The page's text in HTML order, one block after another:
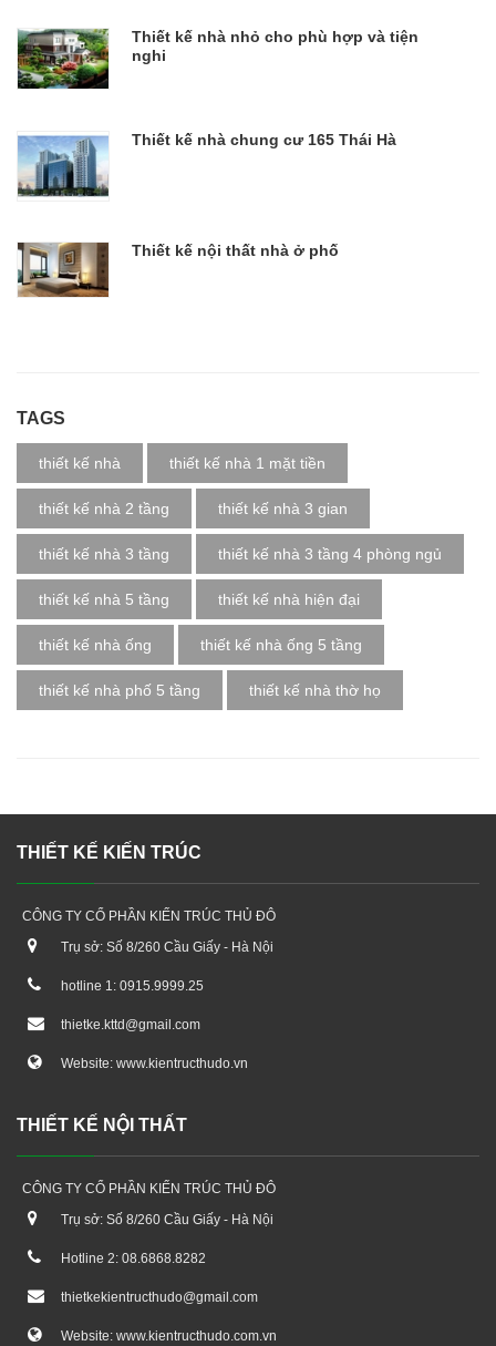
Thiết kế nhà nhỏ cho phù hợp và tiện
nghi
Thiết kế nhà chung cư 165 Thái Hà
Thiết kế nội thất nhà ở phố
TAGS
thiết kế nhà thiết kế nhà 1 mặt tiền
thiết kế nhà 2 tầng thiết kế nhà 3 gian
thiết kế nhà 3 tầng thiết kế nhà 3 tầng 4 phòng ngủ
thiết kế nhà 5 tầng thiết kế nhà hiện đại
thiết kế nhà ống thiết kế nhà ống 5 tầng
thiết kế nhà phố 5 tầng thiết kế nhà thờ họ
THIẾT KẾ KIẾN TRÚC
CÔNG TY CỔ PHẦN KIẾN TRÚC THỦ ĐÔ
Trụ sở: Số 8/260 Cầu Giấy - Hà Nội
hotline 1: 0915.9999.25
thietke.kttd@gmail.com
Website: www.kientructhudo.vn
THIẾT KẾ NỘI THẤT
CÔNG TY CỔ PHẦN KIẾN TRÚC THỦ ĐÔ
Trụ sở: Số 8/260 Cầu Giấy - Hà Nội
Hotline 2: 08.6868.8282
thietkekientructhudo@gmail.com
Website: www.kientructhudo.com.vn